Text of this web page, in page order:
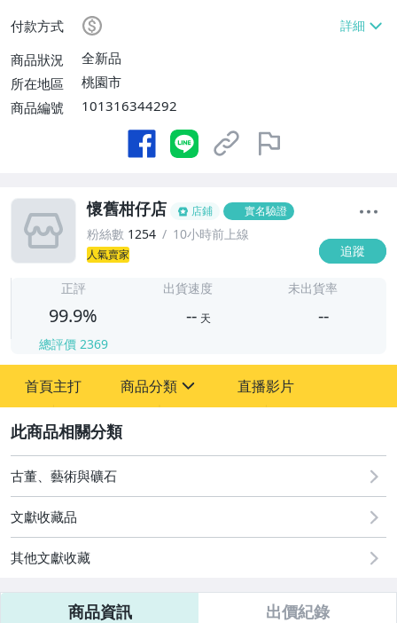
付款方式
商品狀況
全新品
所在地區
桃園市
商品編號
101316344292
懷舊柑仔店 店鋪 實名驗證
粉絲數 1254 10小時前上線
人氣賣家 追蹤
正評
99.9%
總評價 2369
出貨速度
-- 天
未出貨率
--
首頁主打 商品分類
其它
直播影片
古董、藝術與礦石
文獻收藏品
其他文獻收藏
商品資訊 出價紀錄